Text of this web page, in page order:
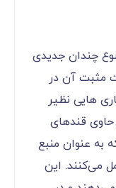
چندان جدیدی
مثبت آن در
هایی نظیر
قندهای
به عنوان منبع
می‌کنند. این